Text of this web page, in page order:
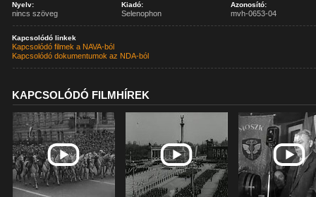
Nyelv:
nincs szöveg
Kiadó:
Selenophon
Azonosító:
mvh-0653-04
Kapcsolódó linkek
Kapcsolódó filmek a NAVA-ból
Kapcsolódó dokumentumok az NDA-ból
KAPCSOLÓDÓ FILMHÍREK